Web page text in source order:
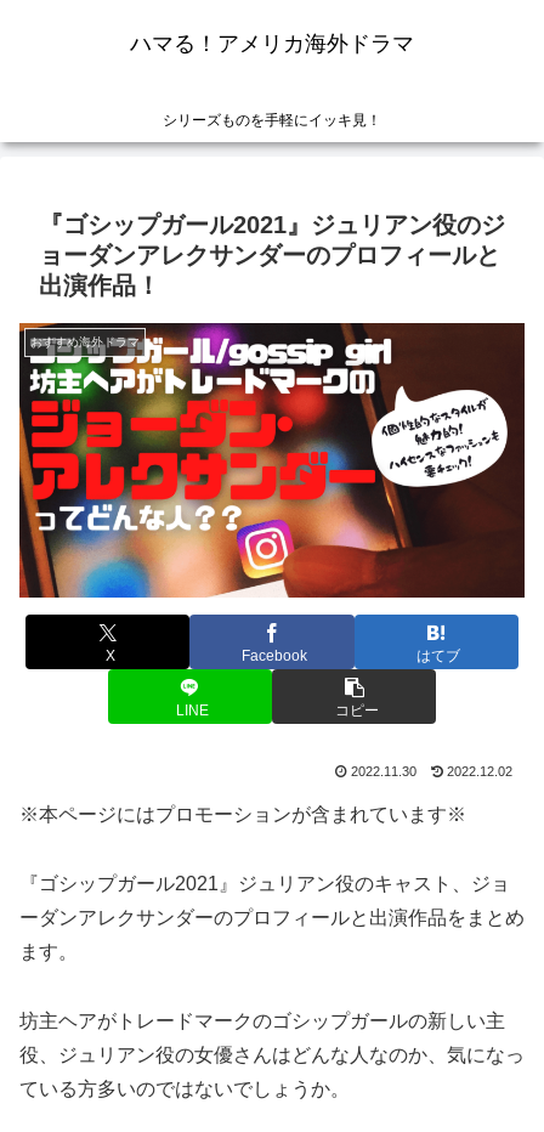
ハマる！アメリカ海外ドラマ
シリーズものを手軽にイッキ見！
『ゴシップガール2021』ジュリアン役のジ
ョーダンアレクサンダーのプロフィールと
出演作品！
おすすめ海外ドラマ
X Facebook はてブ
LINE コピー
2022.11.30 2022.12.02
※本ページにはプロモーションが含まれています※
『ゴシップガール2021』ジュリアン役のキャスト、ジョ
ーダンアレクサンダーのプロフィールと出演作品をまとめ
ます。
坊主ヘアがトレードマークのゴシップガールの新しい主
役、ジュリアン役の女優さんはどんな人なのか、気になっ
ている方多いのではないでしょうか。